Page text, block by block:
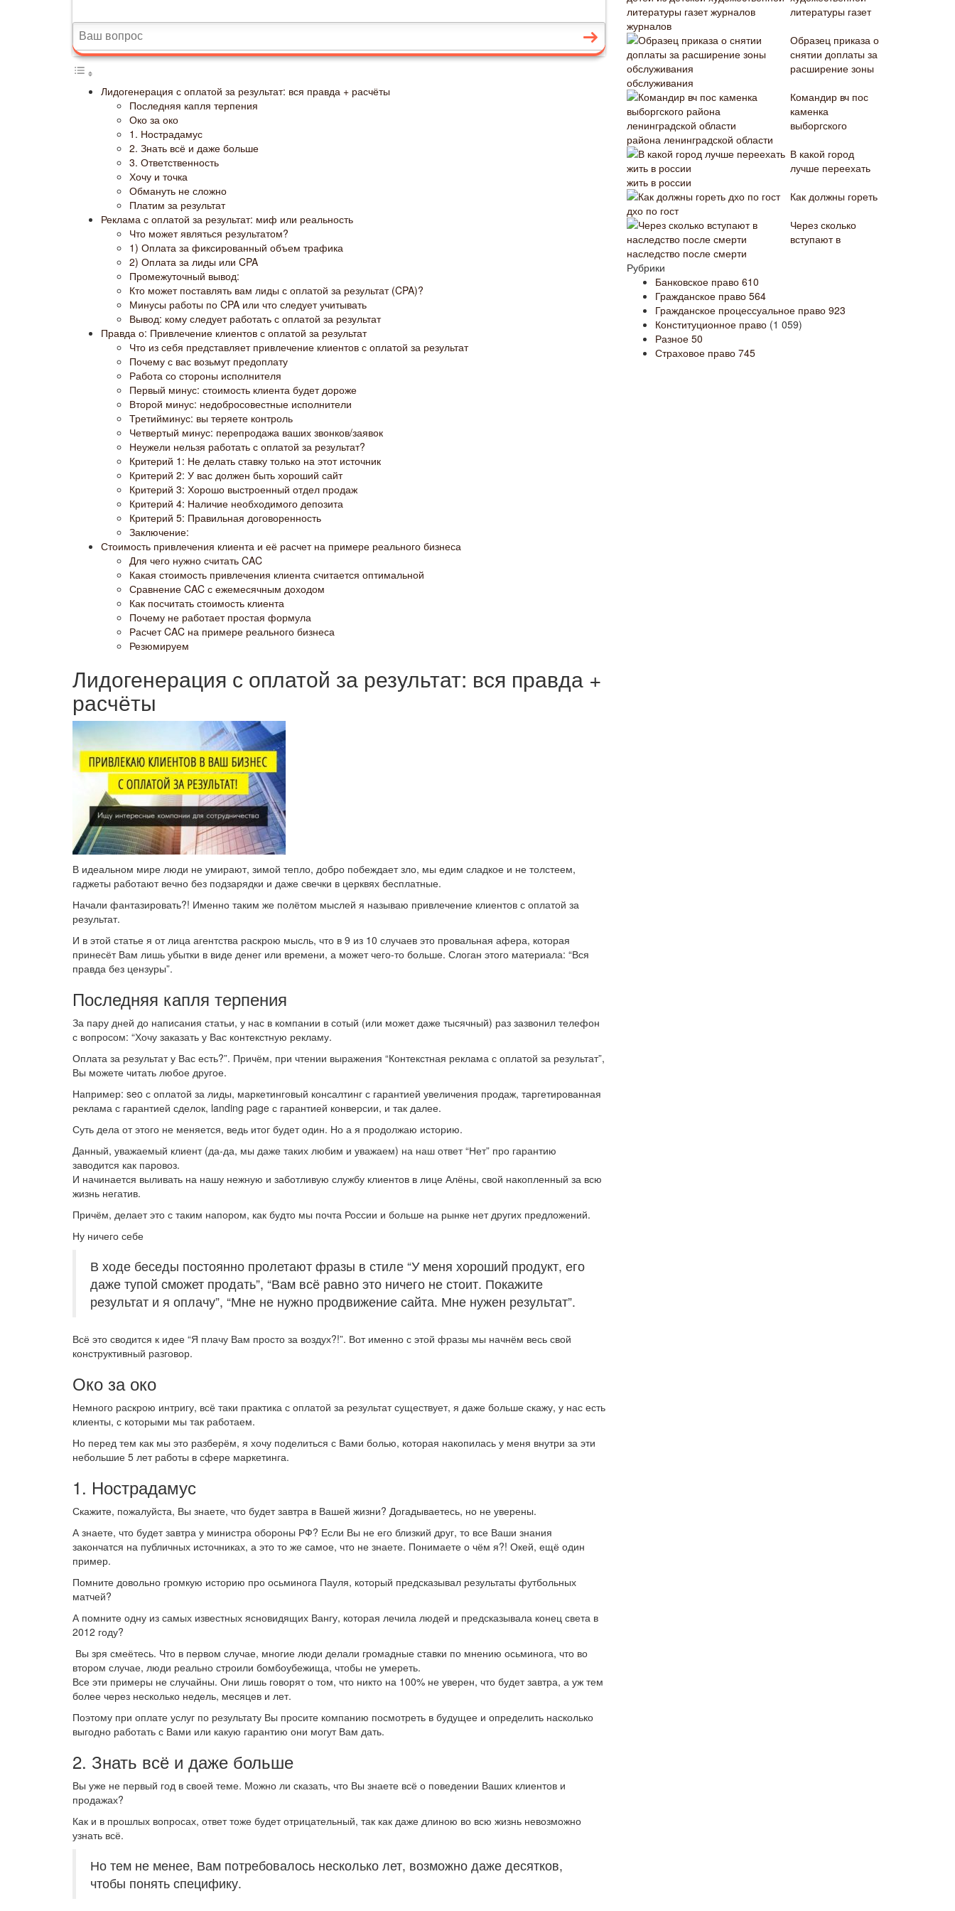
Лидогенерация с оплатой за результат: вся правда + расчёты
Последняя капля терпения
Око за око
1. Нострадамус
2. Знать всё и даже больше
3. Ответственность
Хочу и точка
Обмануть не сложно
Платим за результат
Реклама с оплатой за результат: миф или реальность
Что может являться результатом?
1) Оплата за фиксированный объем трафика
2) Оплата за лиды или CPA
Промежуточный вывод:
Кто может поставлять вам лиды с оплатой за результат (CPA)?
Минусы работы по CPA или что следует учитывать
Вывод: кому следует работать с оплатой за результат
Правда о: Привлечение клиентов с оплатой за результат
Что из себя представляет привлечение клиентов с оплатой за результат
Почему с вас возьмут предоплату
Работа со стороны исполнителя
Первый минус: стоимость клиента будет дороже
Второй минус: недобросовестные исполнители
Третийминус: вы теряете контроль
Четвертый минус: перепродажа ваших звонков/заявок
Неужели нельзя работать с оплатой за результат?
Критерий 1: Не делать ставку только на этот источник
Критерий 2: У вас должен быть хороший сайт
Критерий 3: Хорошо выстроенный отдел продаж
Критерий 4: Наличие необходимого депозита
Критерий 5: Правильная договоренность
Заключение:
Стоимость привлечения клиента и её расчет на примере реального бизнеса
Для чего нужно считать CAC
Какая стоимость привлечения клиента считается оптимальной
Сравнение CAC с ежемесячным доходом
Как посчитать стоимость клиента
Почему не работает простая формула
Расчет CAC на примере реального бизнеса
Резюмируем
Лидогенерация с оплатой за результат: вся правда +
расчёты
В идеальном мире люди не умирают, зимой тепло, добро побеждает зло, мы едим сладкое и не толстеем,
гаджеты работают вечно без подзарядки и даже свечки в церквях бесплатные.
Начали фантазировать?! Именно таким же полётом мыслей я называю привлечение клиентов с оплатой за
результат.
И в этой статье я от лица агентства раскрою мысль, что в 9 из 10 случаев это провальная афера, которая
принесёт Вам лишь убытки в виде денег или времени, а может чего-то больше. Слоган этого материала: “Вся
правда без цензуры”.
Последняя капля терпения
За пару дней до написания статьи, у нас в компании в сотый (или может даже тысячный) раз зазвонил телефон
с вопросом: “Хочу заказать у Вас контекстную рекламу.
Оплата за результат у Вас есть?”. Причём, при чтении выражения “Контекстная реклама с оплатой за результат”,
Вы можете читать любое другое.
Например: seo с оплатой за лиды, маркетинговый консалтинг с гарантией увеличения продаж, таргетированная
реклама с гарантией сделок, landing page с гарантией конверсии, и так далее.
Суть дела от этого не меняется, ведь итог будет один. Но а я продолжаю историю.
Данный, уважаемый клиент (да-да, мы даже таких любим и уважаем) на наш ответ “Нет” про гарантию
заводится как паровоз.
И начинается выливать на нашу нежную и заботливую службу клиентов в лице Алёны, свой накопленный за всю
жизнь негатив.
Причём, делает это с таким напором, как будто мы почта России и больше на рынке нет других предложений.
Ну ничего себе
В ходе беседы постоянно пролетают фразы в стиле “У меня хороший продукт, его
даже тупой сможет продать”, “Вам всё равно это ничего не стоит. Покажите
результат и я оплачу”, “Мне не нужно продвижение сайта. Мне нужен результат”.
Всё это сводится к идее “Я плачу Вам просто за воздух?!”. Вот именно с этой фразы мы начнём весь свой
конструктивный разговор.
Око за око
Немного раскрою интригу, всё таки практика с оплатой за результат существует, я даже больше скажу, у нас есть
клиенты, с которыми мы так работаем.
Но перед тем как мы это разберём, я хочу поделиться с Вами болью, которая накопилась у меня внутри за эти
небольшие 5 лет работы в сфере маркетинга.
1. Нострадамус
Скажите, пожалуйста, Вы знаете, что будет завтра в Вашей жизни? Догадываетесь, но не уверены.
А знаете, что будет завтра у министра обороны РФ? Если Вы не его близкий друг, то все Ваши знания
закончатся на публичных источниках, а это то же самое, что не знаете. Понимаете о чём я?! Окей, ещё один
пример.
Помните довольно громкую историю про осьминога Пауля, который предсказывал результаты футбольных
матчей?
А помните одну из самых известных ясновидящих Вангу, которая лечила людей и предсказывала конец света в
2012 году?
Вы зря смеётесь. Что в первом случае, многие люди делали громадные ставки по мнению осьминога, что во
втором случае, люди реально строили бомбоубежища, чтобы не умереть.
Все эти примеры не случайны. Они лишь говорят о том, что никто на 100% не уверен, что будет завтра, а уж тем
более через несколько недель, месяцев и лет.
Поэтому при оплате услуг по результату Вы просите компанию посмотреть в будущее и определить насколько
выгодно работать с Вами или какую гарантию они могут Вам дать.
2. Знать всё и даже больше
Вы уже не первый год в своей теме. Можно ли сказать, что Вы знаете всё о поведении Ваших клиентов и
продажах?
Как и в прошлых вопросах, ответ тоже будет отрицательный, так как даже длиною во всю жизнь невозможно
узнать всё.
Но тем не менее, Вам потребовалось несколько лет, возможно даже десятков,
чтобы понять специфику.
литературы газет
журналов
Образец приказа о
снятии доплаты за
расширение зоны
обслуживания
Командир вч пос
каменка
выборгского
района ленинградской области
В какой город
лучше переехать
жить в россии
Как должны гореть
дхо по гост
Через сколько
вступают в
наследство после смерти
Рубрики
Банковское право 610
Гражданское право 564
Гражданское процессуальное право 923
Конституционное право (1 059)
Разное 50
Страховое право 745